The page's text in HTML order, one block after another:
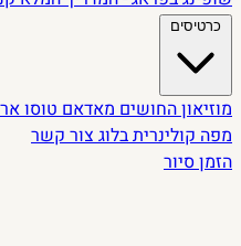
כרטיסים
מוזיאון החושיםמאדאם טוסו
מפה קולינריתבלוגצור קשר
הזמן סיור